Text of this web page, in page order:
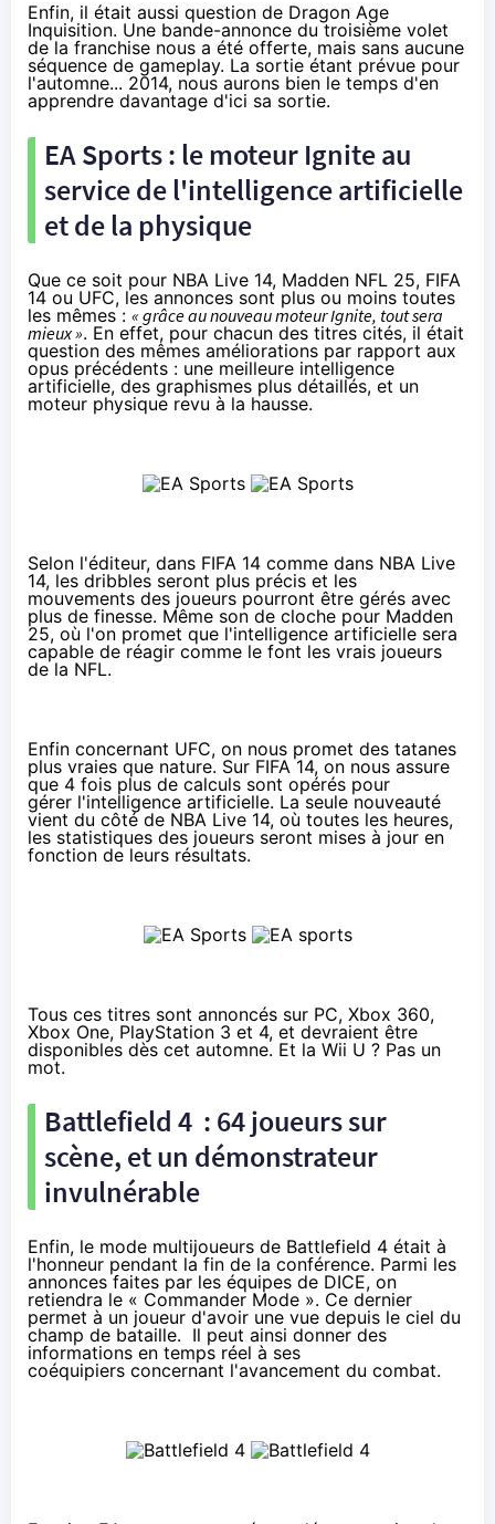
Enfin, il était aussi question de Dragon Age
Inquisition. Une bande-annonce du troisième volet
de la franchise nous a été offerte, mais sans aucune
séquence de gameplay. La sortie étant prévue pour
l'automne... 2014, nous aurons bien le temps d'en
apprendre davantage d'ici sa sortie.
EA Sports : le moteur Ignite au
service de l'intelligence artificielle
et de la physique
Que ce soit pour NBA Live 14, Madden NFL 25, FIFA
14 ou UFC, les annonces sont plus ou moins toutes
les mêmes : « grâce au nouveau moteur Ignite, tout sera
mieux ». En effet, pour chacun des titres cités, il était
question des mêmes améliorations par rapport aux
opus précédents : une meilleure intelligence
artificielle, des graphismes plus détaillés, et un
moteur physique revu à la hausse.
Selon l'éditeur, dans FIFA 14 comme dans NBA Live
14, les dribbles seront plus précis et les
mouvements des joueurs pourront être gérés avec
plus de finesse. Même son de cloche pour Madden
25, où l'on promet que l'intelligence artificielle sera
capable de réagir comme le font les vrais joueurs
de la NFL.
Enfin concernant UFC, on nous promet des tatanes
plus vraies que nature. Sur FIFA 14, on nous assure
que 4 fois plus de calculs sont opérés pour
gérer l'intelligence artificielle. La seule nouveauté
vient du côté de NBA Live 14, où toutes les heures,
les statistiques des joueurs seront mises à jour en
fonction de leurs résultats.
Tous ces titres sont annoncés sur PC, Xbox 360,
Xbox One, PlayStation 3 et 4, et devraient être
disponibles dès cet automne. Et la Wii U ? Pas un
mot.
Battlefield 4 : 64 joueurs sur
scène, et un démonstrateur
invulnérable
Enfin, le mode multijoueurs de Battlefield 4 était à
l'honneur pendant la fin de la conférence. Parmi les
annonces faites par les équipes de DICE, on
retiendra le « Commander Mode ». Ce dernier
permet à un joueur d'avoir une vue depuis le ciel du
champ de bataille. Il peut ainsi donner des
informations en temps réel à ses
coéquipiers concernant l'avancement du combat.